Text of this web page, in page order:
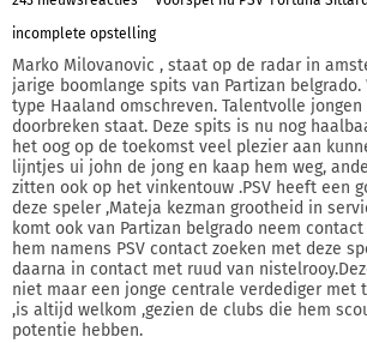
incomplete opstelling
Marko Milovanovic , staat op de radar in
jarige boomlange spits van Partizan belgrado.
type Haaland omschreven. Talentvolle
doorbreken staat. Deze spits is nu nog
het oog op de toekomst veel plezier aan
lijntjes ui john de jong en kaap hem weg,
zitten ook op het vinkentouw .PSV heeft een
deze speler ,Mateja kezman grootheid in
komt ook van Partizan belgrado neem
hem namens PSV contact zoeken met deze
daarna in contact met ruud van
niet maar een jonge centrale verdediger met
,is altijd welkom ,gezien de clubs die hem
potentie hebben.